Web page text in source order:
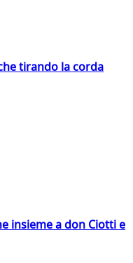
tirando la corda
insieme a don Ciotti e